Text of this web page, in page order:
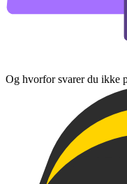
Og hvorfor svarer du ikke